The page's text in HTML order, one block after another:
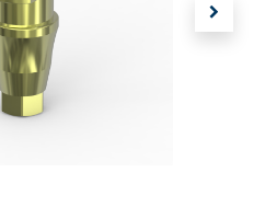
se aceptan pedidos a
sitio web.
o información
en contacto con
nuestros medios de